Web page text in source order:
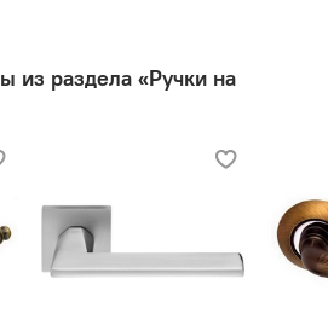
из раздела «Ручки на